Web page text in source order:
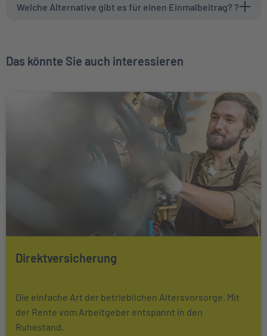
Welche Alternative gibt es für einen Einmalbeitrag? ?
Das könnte Sie auch interessieren
Weiter zu Direktversicherung
Direktversicherung
Die einfache Art der betrieblichen Altersvorsorge. Mit
der Rente vom Arbeitgeber entspannt in den
Ruhestand.
Mehr über Das könnte Sie auch interessieren erfahren